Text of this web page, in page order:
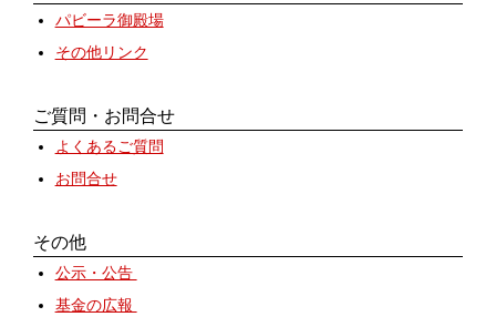
パビーラ御殿場
その他リンク
ご質問・お問合せ
よくあるご質問
お問合せ
その他
公示・公告
基金の広報